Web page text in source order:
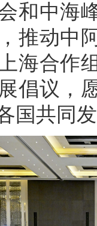
和中海
推动中
海合作
倡议，
国共同